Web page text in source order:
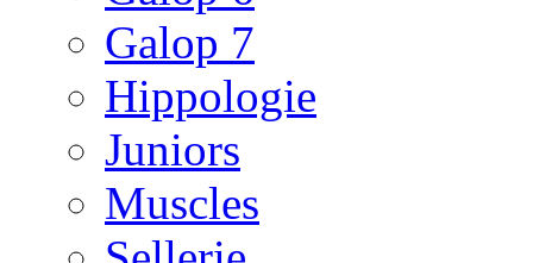
Galop 7
Hippologie
Juniors
Muscles